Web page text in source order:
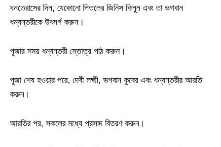
ধনতেরাসের দিন, যেকোনো পিতলের জিনিস কিনুন এবং তা ভগবান
ধন্বন্তরীকে উৎসর্গ করুন।
পূজার সময় ধন্বন্তরী স্তোত্র পাঠ করুন।
পূজা শেষ হওয়ার পরে, দেবী লক্ষ্মী, ভগবান কুবের এবং ধন্বন্তরীর আরতি
করুন।
আরতির পর, সকলের মধ্যে প্রসাদ বিতরণ করুন।